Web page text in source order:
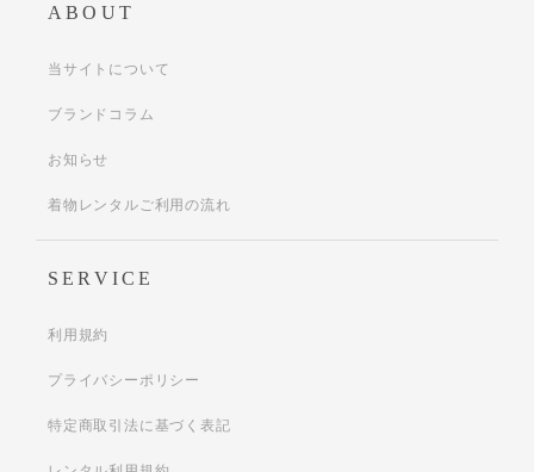
ABOUT
当サイトについて
ブランドコラム
お知らせ
着物レンタルご利用の流れ
SERVICE
利用規約
プライバシーポリシー
特定商取引法に基づく表記